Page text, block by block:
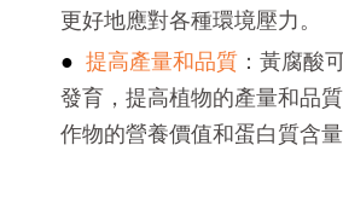
更好地應對各種環境壓力。
● 提高產量和品質 ：黃腐酸
發育，提高植物的產量和品
作物的營養價值和蛋白質含量